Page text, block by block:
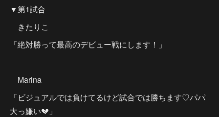
▼第1試合
きたりこ
「絶対勝って最高のデビュー戦にします！」
Marina
「ビジュアルでは負けてるけど試合では勝ちます♡パパ
大っ嫌い💔」